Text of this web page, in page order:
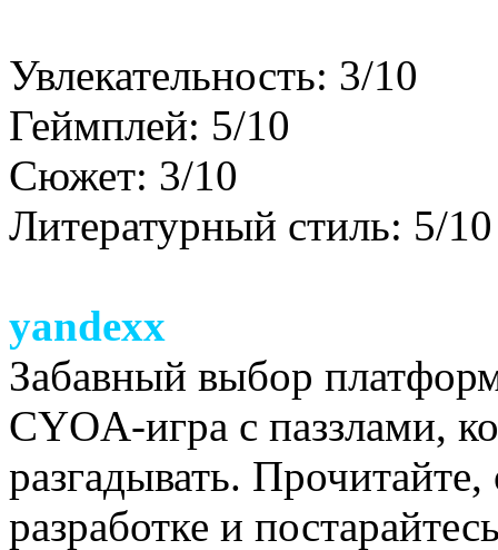
Увлекательность: 3/10
Геймплей: 5/10
Сюжет: 3/10
Литературный стиль: 5/10
yandexx
Забавный выбор
CYOA-игра с паззлами,
разгадывать.
разработке и